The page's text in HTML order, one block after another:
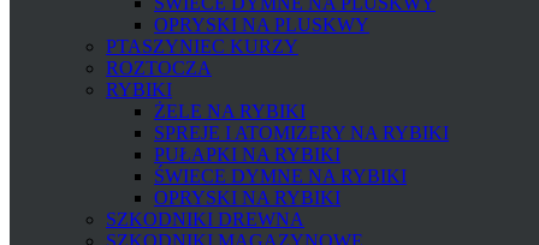
OPRYSKI NA PLUSKWY
PTASZYNIEC KURZY
ROZTOCZA
RYBIKI
ŻELE NA RYBIKI
SPREJE I ATOMIZERY NA RYBIKI
PUŁAPKI NA RYBIKI
ŚWIECE DYMNE NA RYBIKI
OPRYSKI NA RYBIKI
SZKODNIKI DREWNA
SZKODNIKI MAGAZYNOWE